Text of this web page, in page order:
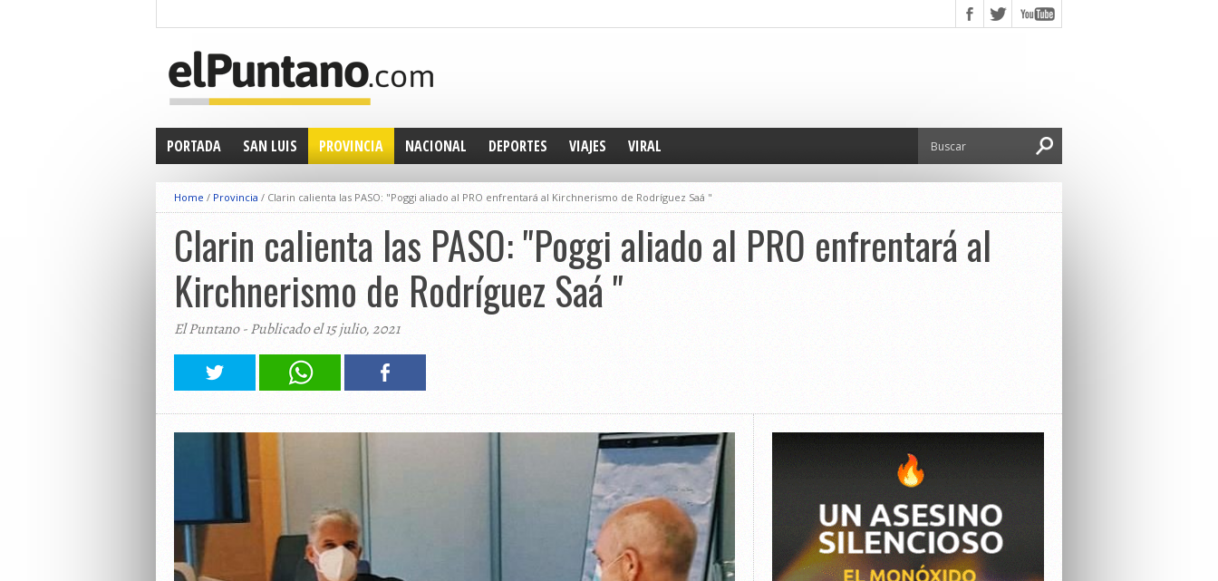
PORTADA SAN LUIS PROVINCIA NACIONAL DEPORTES VIAJES VIRAL
Home / Provincia / Clarin calienta las PASO: "Poggi aliado al PRO enfrentará al Kirchnerismo de Rodríguez Saá "
Clarin calienta las PASO: "Poggi aliado al PRO enfrentará al
Kirchnerismo de Rodríguez Saá "
El Puntano - Publicado el 15 julio, 2021